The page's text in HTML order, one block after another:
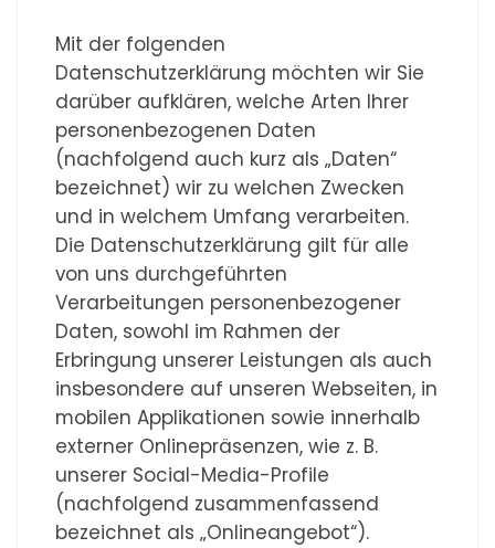
Mit der folgenden
Datenschutzerklärung möchten wir Sie
darüber aufklären, welche Arten Ihrer
personenbezogenen Daten
(nachfolgend auch kurz als „Daten“
bezeichnet) wir zu welchen Zwecken
und in welchem Umfang verarbeiten.
Die Datenschutzerklärung gilt für alle
von uns durchgeführten
Verarbeitungen personenbezogener
Daten, sowohl im Rahmen der
Erbringung unserer Leistungen als auch
insbesondere auf unseren Webseiten, in
mobilen Applikationen sowie innerhalb
externer Onlinepräsenzen, wie z. B.
unserer Social-Media-Profile
(nachfolgend zusammenfassend
bezeichnet als „Onlineangebot“).